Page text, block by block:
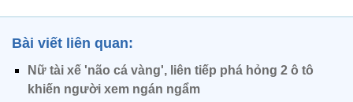
Bài viết liên quan:
Nữ tài xế 'não cá vàng', liên tiếp phá hỏng 2 ô tô
khiến người xem ngán ngẩm